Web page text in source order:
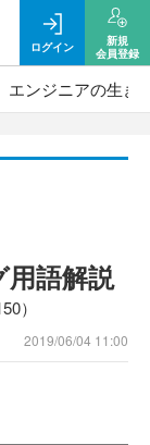
ログイン
新規
会員登録
エンジニアの生き
語解説
）
2019/06/04 11:00